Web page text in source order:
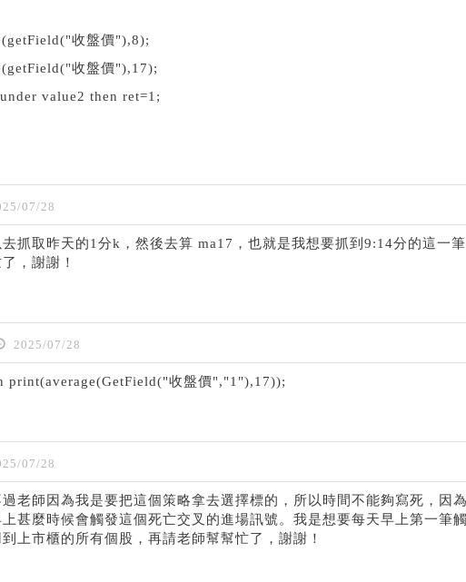
收盤價"),8);
收盤價"),17);
value2 then ret=1;
07/28
抓取昨天的1分k，然後去算 ma17，也就是我想要抓到9:14分的這一
，謝謝！
2025/07/28
print(average(GetField("收盤價","1"),17));
07/28
老師因為我是要把這個策略拿去選擇標的，所以時間不能夠寫死，因
甚麼時候會觸發這個死亡交叉的進場訊號。我是想要每天早上第一筆
上市櫃的所有個股，再請老師幫幫忙了，謝謝！